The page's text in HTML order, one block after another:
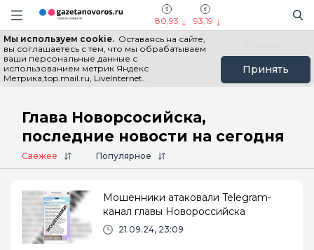
Информационный портал "ГазетаНоворос.ру"
Навигация сайта
80,93 93,19
Мы используем cookie. Оставаясь на сайте,
вы соглашаетесь с тем, что мы обрабатываем
ваши персональные данные с
использованием метрик Яндекс
Метрика,top.mail.ru, LiveInternet.
Принять
Все новости Новости России
Главная
Глава Новорсосийска,
последние новости на сегодня
Свежее Популярное
Мошенники атаковали Telegram-
канал главы Новороссийска
21.09.24, 23:09